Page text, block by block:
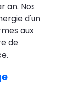
an. Nos
d'un
aux
de